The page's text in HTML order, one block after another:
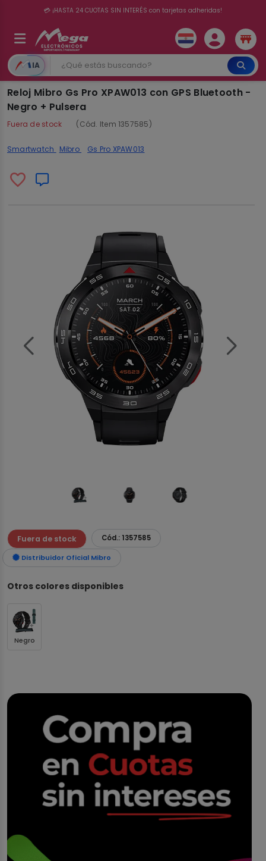
💳 ¡HASTA 24 CUOTAS SIN INTERÉS con tarjetas adheridas!
IA
Reloj Mibro Gs Pro XPAW013 con GPS Bluetooth -
Negro + Pulsera
Fuera de stock (Cód. Item 1357585)
Smartwatch Mibro Gs Pro XPAW013
Fuera de stock Cód.: 1357585
Distribuidor Oficial Mibro
Otros colores disponibles
Negro